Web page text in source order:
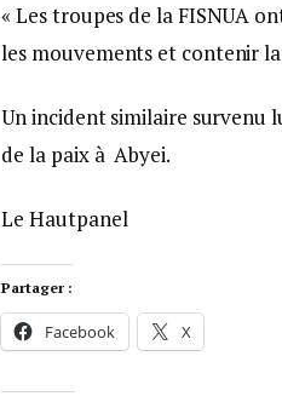
« Les troupes de la FISNUA
les mouvements et contenir
Un incident similaire survenu
de la paix à Abyei.
Le Hautpanel
Partager :
Facebook X